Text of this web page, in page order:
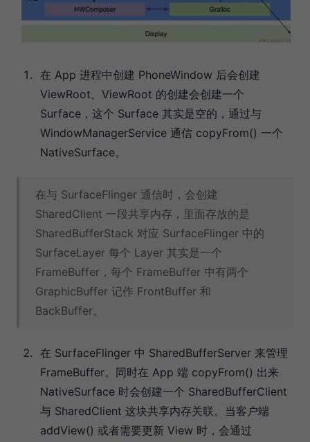
在 App 进程中创建 PhoneWindow 后会创建
ViewRoot。ViewRoot 的创建会创建一个
Surface，这个 Surface 其实是空的，通过与
WindowManagerService 通信 copyFrom() 一个
NativeSurface。
在与 SurfaceFlinger 通信时，会创建
SharedClient 一段共享内存，里面存放的是
SharedBufferStack 对应 SurfaceFlinger 中的
SurfaceLayer 每个 Layer 其实是一个
FrameBuffer，每个 FrameBuffer 中有两个
GraphicBuffer 记作 FrontBuffer 和
BackBuffer。
在 SurfaceFlinger 中 SharedBufferServer 来管理
FrameBuffer。同时在 App 端 copyFrom() 出来
NativeSurface 时会创建一个 SharedBufferClient
与 SharedClient 这块共享内存关联。当客户端
addView() 或者需要更新 View 时，会通过